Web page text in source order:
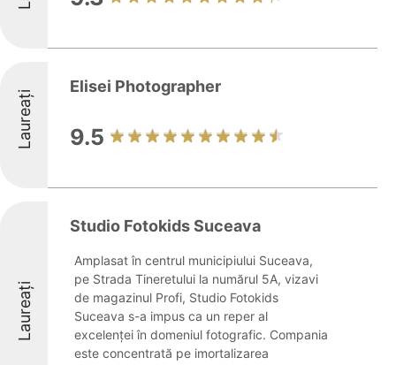
Laureați
Elisei Photographer
9.5
Laureați
Studio Fotokids Suceava
Amplasat în centrul municipiului Suceava,
pe Strada Tineretului la numărul 5A, vizavi
de magazinul Profi, Studio Fotokids
Suceava s-a impus ca un reper al
excelenței în domeniul fotografic. Compania
este concentrată pe imortalizarea